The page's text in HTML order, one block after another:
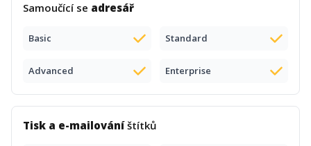
Samoučící se adresář
Basic Standard
Advanced Enterprise
Tisk a e-mailováníštítků